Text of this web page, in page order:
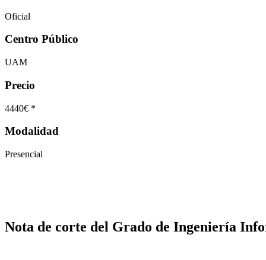
Oficial
Centro Público
UAM
Precio
4440€ *
Modalidad
Presencial
Nota de corte del Grado de Ingeniería